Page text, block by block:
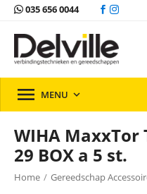
035 656 0044
 MENU 
WIHA MaxxTor
29 BOX a 5 st.
Home / Gereedschap